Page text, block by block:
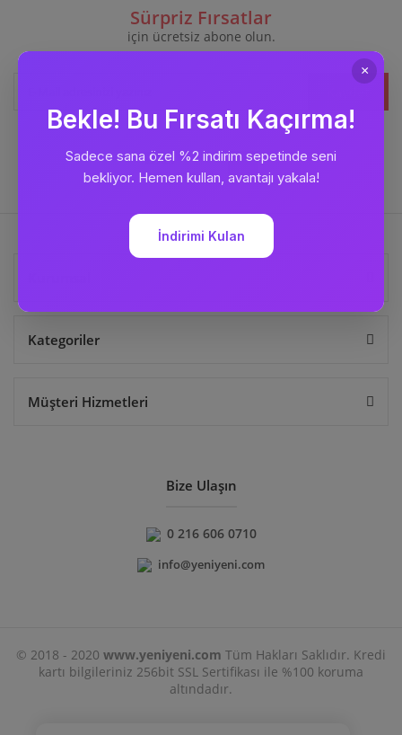
Sürpriz Fırsatlar
için ücretsiz abone olun.
Bizi
Takip Edin
Kategoriler
Müşteri Hizmetleri
Bize Ulaşın
0 216 606 0710
info@yeniyeni.com
© 2018 - 2020 www.yeniyeni.com Tüm Hakları Saklıdır. Kredi
kartı bilgileriniz 256bit SSL Sertifikası ile %100 koruma
altındadır.